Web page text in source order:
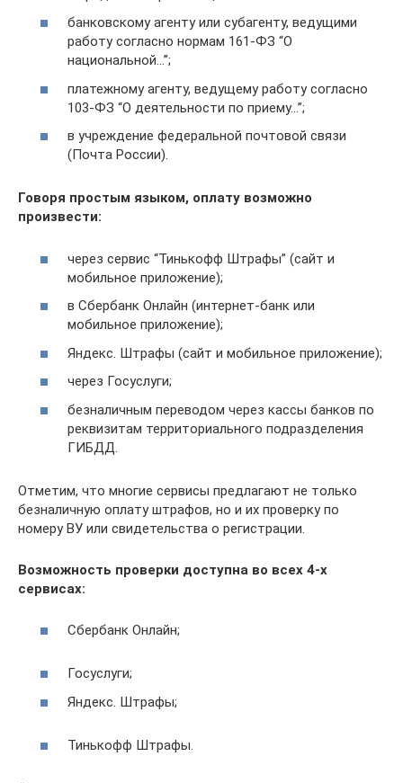
банковскому агенту или субагенту, ведущими
работу согласно нормам 161-ФЗ “О
национальной…”;
платежному агенту, ведущему работу согласно
103-ФЗ “О деятельности по приему…”;
в учреждение федеральной почтовой связи
(Почта России).
Говоря простым языком, оплату возможно
произвести:
через сервис “Тинькофф Штрафы” (сайт и
мобильное приложение);
в Сбербанк Онлайн (интернет-банк или
мобильное приложение);
Яндекс. Штрафы (сайт и мобильное приложение);
через Госуслуги;
безналичным переводом через кассы банков по
реквизитам территориального подразделения
ГИБДД.
Отметим, что многие сервисы предлагают не только
безналичную оплату штрафов, но и их проверку по
номеру ВУ или свидетельства о регистрации.
Возможность проверки доступна во всех 4-х
сервисах:
Сбербанк Онлайн;
Госуслуги;
Яндекс. Штрафы;
Тинькофф Штрафы.